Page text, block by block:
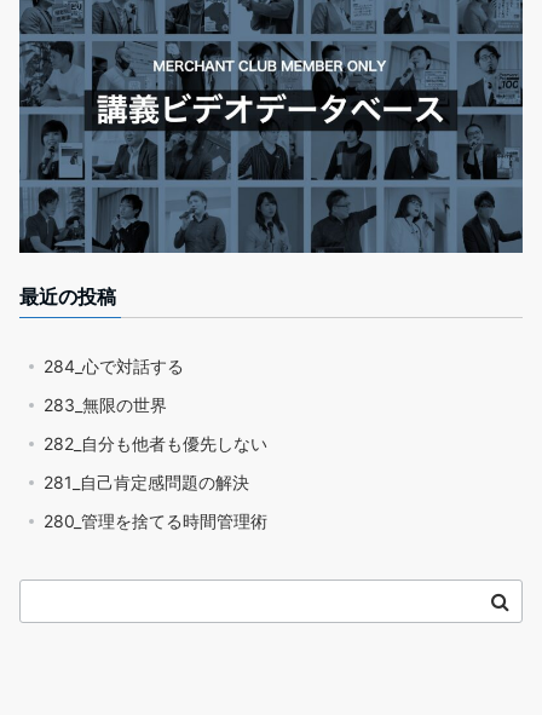
最近の投稿
284_心で対話する
283_無限の世界
282_自分も他者も優先しない
281_自己肯定感問題の解決
280_管理を捨てる時間管理術